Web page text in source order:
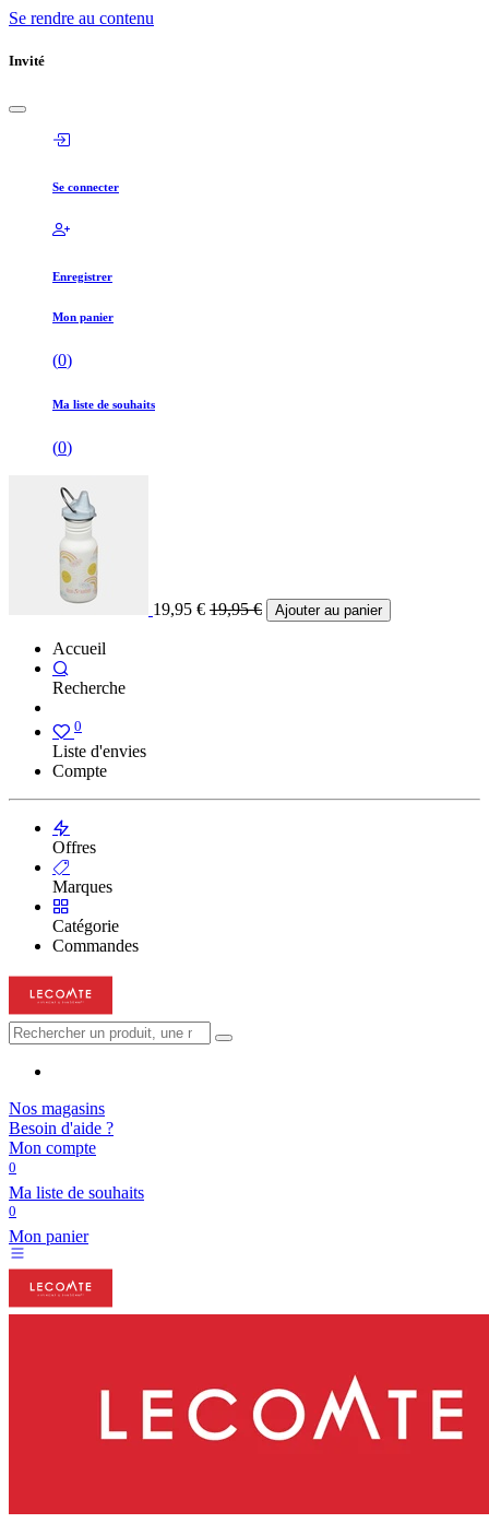
Se rendre au contenu
Invité
Se connecter
Enregistrer
Mon panier
(0)
Ma liste de souhaits
(0)
19,95 € 19,95€ Ajouter au panier
Accueil
Recherche
0
Liste d'envies
Compte
Offres
Marques
Catégorie
Commandes
Nos magasins
Besoin d'aide ?
Mon compte
0
Ma liste de souhaits
0
Mon panier